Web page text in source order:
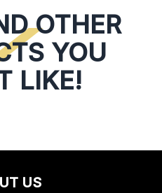
OTHER
YOU
LIKE!
US